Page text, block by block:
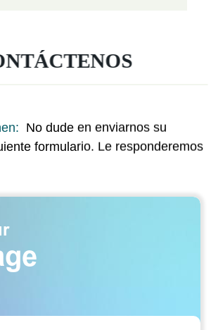
No dude en enviarnos su
formulario. Le responderemos